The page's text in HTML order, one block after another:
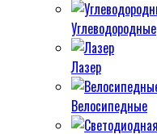
Углеводородные
Лазер
Велосипедные